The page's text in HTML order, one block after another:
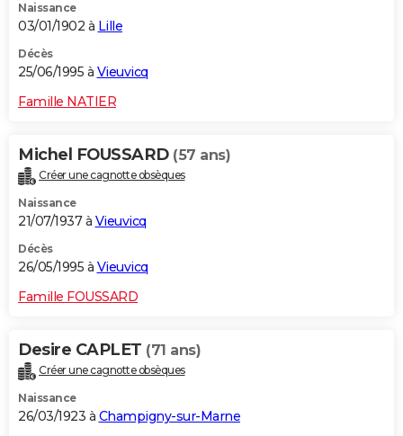
Naissance
03/01/1902 à Lille
Décès
25/06/1995 à Vieuvicq
Famille NATIER
Michel FOUSSARD (57 ans)
Créer une cagnotte obsèques
Naissance
21/07/1937 à Vieuvicq
Décès
26/05/1995 à Vieuvicq
Famille FOUSSARD
Desire CAPLET (71 ans)
Créer une cagnotte obsèques
Naissance
26/03/1923 à Champigny-sur-Marne